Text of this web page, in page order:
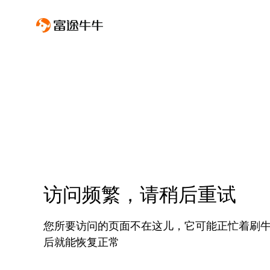
访问频繁，请稍后重试
您所要访问的页面不在这儿，它可能正忙着刷
后就能恢复正常